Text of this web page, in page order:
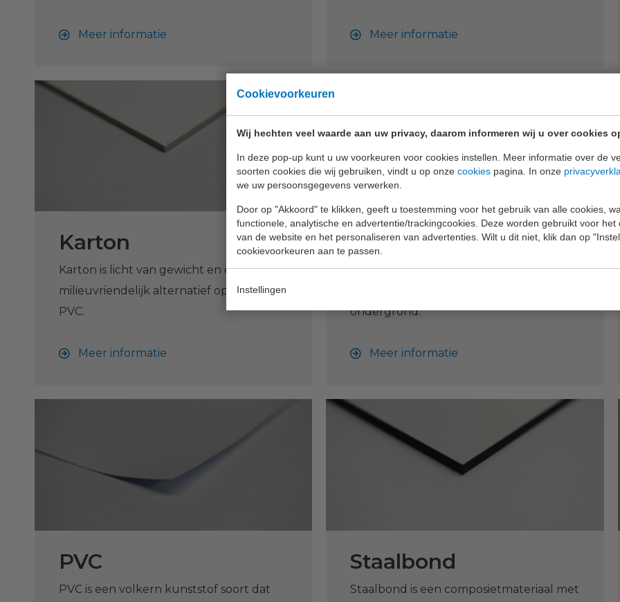
Cookievoorkeuren
Wij hechten veel waarde aan uw privacy, daarom informeren wij u over cookies
In deze pop-up kunt u uw voorkeuren voor cookies instellen. Meer informatie over de
soorten cookies die wij gebruiken, vindt u op onze cookies pagina. In onze
we uw persoonsgegevens verwerken.
Door op "Akkoord" te klikken, geeft u toestemming voor het gebruik van alle cookies,
functionele, analytische en advertentie/trackingcookies. Deze worden gebruikt voor het
van de website en het personaliseren van advertenties. Wilt u dit niet, klik dan op
cookievoorkeuren aan te passen.
Instellingen
Meer informatie Meer informatie
Karton
Karton is licht van gewicht en een
milieuvriendelijk alternatief op Forex en
PVC.
Meer informatie
Magneetfolie
Magneetfolie is gemakkelijk en snel aan
ondergrond.
Meer informatie
PVC
PVC is een volkern kunststof soort dat
Staalbond
Staalbond is een composietmateriaal met